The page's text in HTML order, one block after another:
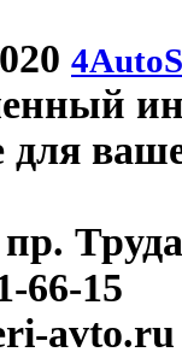
для
66-15
avto.ru